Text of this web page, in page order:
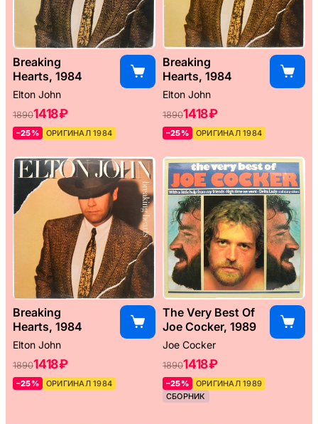
Breaking
Hearts, 1984
Elton John
18901418 ₽
–25% ОРИГИНАЛ 1984
Breaking
Hearts, 1984
Elton John
18901418 ₽
–25% ОРИГИНАЛ 1984
Breaking
Hearts, 1984
Elton John
18901418 ₽
–25% ОРИГИНАЛ 1984
The Very Best Of
Joe Cocker, 1989
Joe Cocker
18901418 ₽
–25%
ОРИГИНАЛ 1989
СБОРНИК